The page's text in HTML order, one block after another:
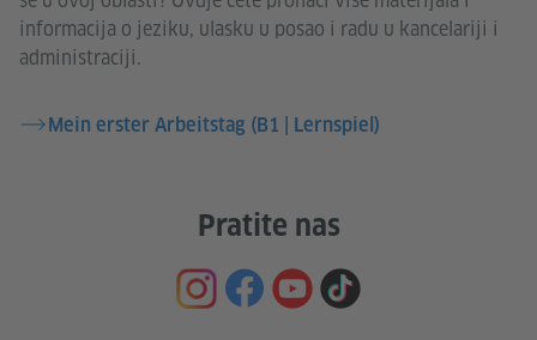
informacija o jeziku, ulasku u posao i radu u kancelariji i
administraciji.
Mein erster Arbeitstag (B1 | Lernspiel)
Pratite nas